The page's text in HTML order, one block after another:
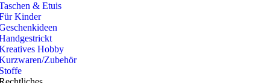
& Etuis
Kinder
Hobby
Zubehör